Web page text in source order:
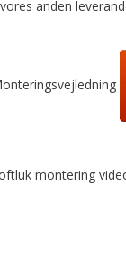
anden
montering